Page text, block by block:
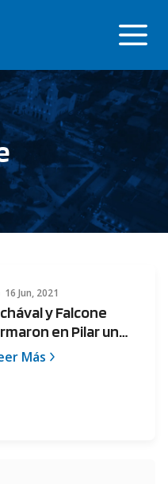
16 Jun, 2021
y Falcone
en Pilar un
para
Más